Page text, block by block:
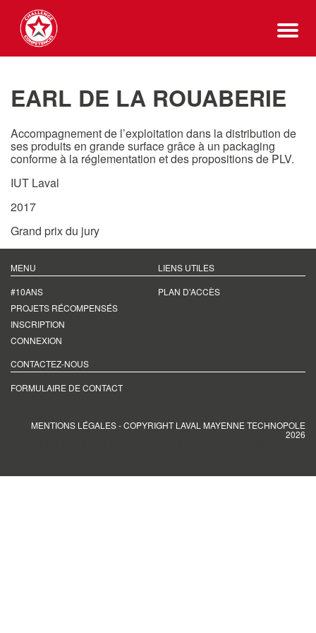
EARL DE LA ROUABERIE
Accompagnement de l’exploitation dans la distribution de
ses produits en grande surface grâce à un packaging
conforme à la réglementation et des propositions de PLV.
IUT Laval
2017
Grand prix du jury
MENU
#10ANS
PROJETS RÉCOMPENSÉS
INSCRIPTION
CONNEXION
LIENS UTILES
PLAN D’ACCÈS
CONTACTEZ-NOUS
FORMULAIRE DE CONTACT
MENTIONS LÉGALES- COPYRIGHT LAVAL MAYENNE TECHNOPOLE
2026